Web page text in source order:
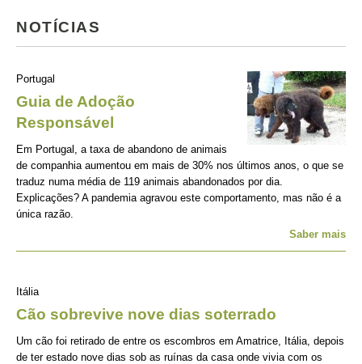
NOTÍCIAS
Portugal
Guia de Adoção
Responsável
Em Portugal, a taxa de abandono de animais
de companhia aumentou em mais de 30% nos últimos anos, o que se
traduz numa média de 119 animais abandonados por dia.
Explicações? A pandemia agravou este comportamento, mas não é a
única razão.
Saber mais
Itália
Cão sobrevive nove dias soterrado
Um cão foi retirado de entre os escombros em Amatrice, Itália, depois
de ter estado nove dias sob as ruínas da casa onde vivia com os